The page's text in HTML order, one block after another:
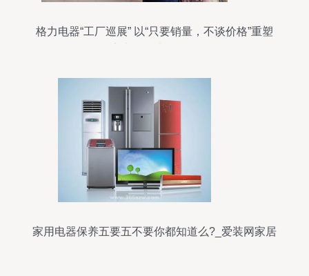
格力电器“工厂巡展” 以“只要销量，不谈价格”重塑
家用电器保养五要五不要你都知道么?_爱装网家居